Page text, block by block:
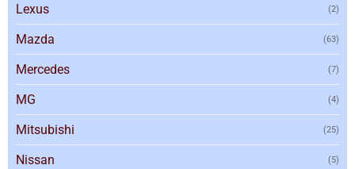
Lexus (2)
Mazda (63)
Mercedes (7)
MG (4)
Mitsubishi (25)
Nissan (5)